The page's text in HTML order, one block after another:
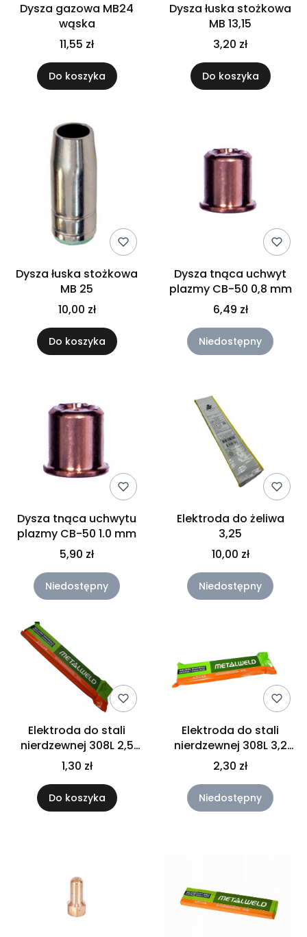
Dysza gazowa MB24
wąska
11,55 zł
Do koszyka
Dysza łuska stożkowa
MB 13,15
3,20 zł
Do koszyka
Dysza łuska stożkowa
MB 25
10,00 zł
Do koszyka
Dysza tnąca uchwyt
plazmy CB-50 0,8 mm
6,49 zł
Niedostępny
Dysza tnąca uchwytu
plazmy CB-50 1.0 mm
5,90 zł
Niedostępny
Elektroda do żeliwa
3,25
10,00 zł
Niedostępny
Elektroda do stali
nierdzewnej 308L 2,5
mm
1,30 zł
Do koszyka
Elektroda do stali
nierdzewnej 308L 3,2
mm
2,30 zł
Niedostępny